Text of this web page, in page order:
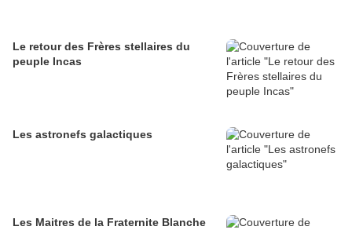
Le retour des Frères stellaires du
peuple Incas
Les astronefs galactiques
Les Maitres de la Fraternite Blanche